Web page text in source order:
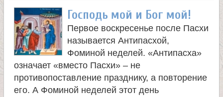
и
к
о
м
Господь мой и Бог мой!
Первое воскресенье после Пасхи
называется Антипасхой,
Фоминой неделей. «Антипасха»
означает «вместо Пасхи» – не
противопоставление празднику, а повторение
его. А Фоминой неделей этот день